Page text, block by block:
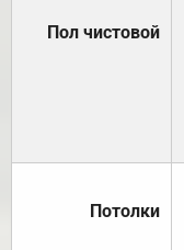
Пол чистовой
Потолки